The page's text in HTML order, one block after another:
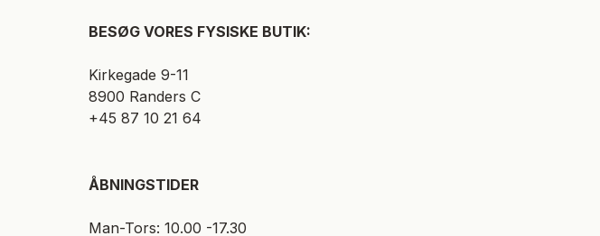
BESØG VORES FYSISKE BUTIK:
Kirkegade 9-11
8900 Randers C
+45 87 10 21 64
ÅBNINGSTIDER
Man-Tors: 10.00 -17.30